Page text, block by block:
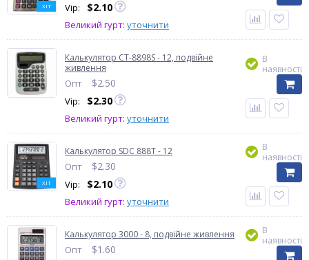
ХІТ Vip: $2.10
Великий гурт: уточнити
Калькулятор CT-8898S - 12, подвійне
живлення
Опт $2.50
Vip: $2.30
Великий гурт: уточнити
В
наявності
ХІТ
Калькулятор SDC 888T - 12
Опт $2.30
Vip: $2.10
Великий гурт: уточнити
В
наявності
Калькулятор 3000 - 8, подвійне живлення
Опт $1.60
В
наявності